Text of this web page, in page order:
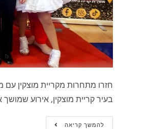
בעיר קריית מוצקין, אירוע
להמשך קריאה